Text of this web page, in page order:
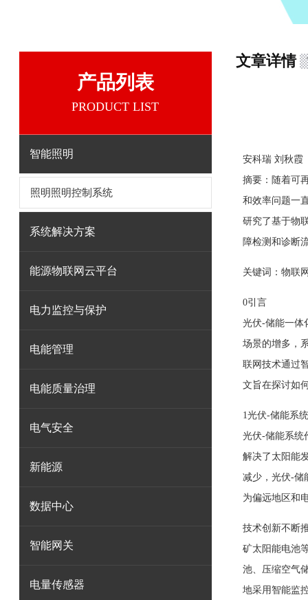
产品列表
PRODUCT LIST
智能照明
照明照明控制系统
系统解决方案
能源物联网云平台
电力监控与保护
电能管理
电能质量治理
电气安全
新能源
数据中心
智能网关
电量传感器
文章详情
安科瑞 刘秋霞
摘要：随着可
和效率问题一
研究了基于物
障检测和诊断
关键词 ：物联
0引言
光伏-储能一体
场景的增多，
联网技术通过
文旨在探讨如
1光伏-储能系
光伏-储能系统
解决了太阳能
减少，光伏-储
为偏远地区和
技术创新不断
矿太阳能电池
池、压缩空气
地采用智能监